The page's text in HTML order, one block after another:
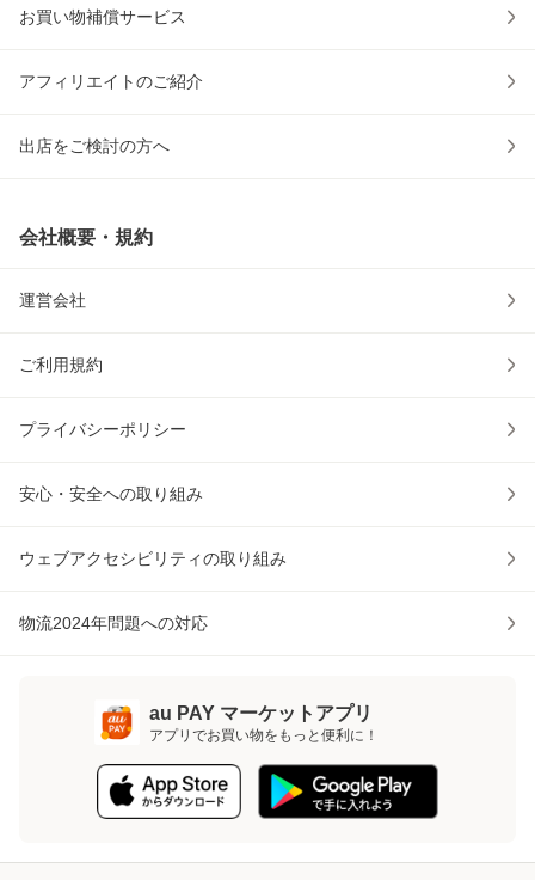
お買い物補償サービス
アフィリエイトのご紹介
出店をご検討の方へ
会社概要・規約
運営会社
ご利用規約
プライバシーポリシー
安心・安全への取り組み
ウェブアクセシビリティの取り組み
物流2024年問題への対応
au PAY マーケットアプリ
アプリでお買い物をもっと便利に！